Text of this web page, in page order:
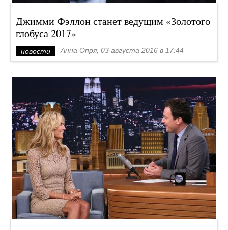
Джимми Фэллон станет ведущим «Золотого
глобуса 2017»
новости Анна Опря, 03 августа 2016 в 17:44